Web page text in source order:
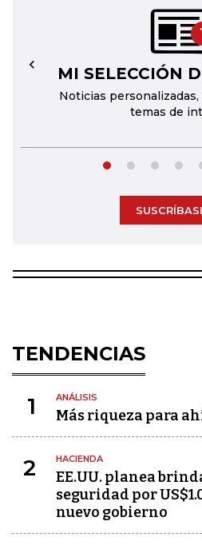
MI SELECCIÓN
Noticias personalizadas,
temas de
←
TENDENCIAS
1 ANÁLISIS
Más riqueza para
2 HACIENDA
EE.UU. planea
seguridad por
nuevo gobierno